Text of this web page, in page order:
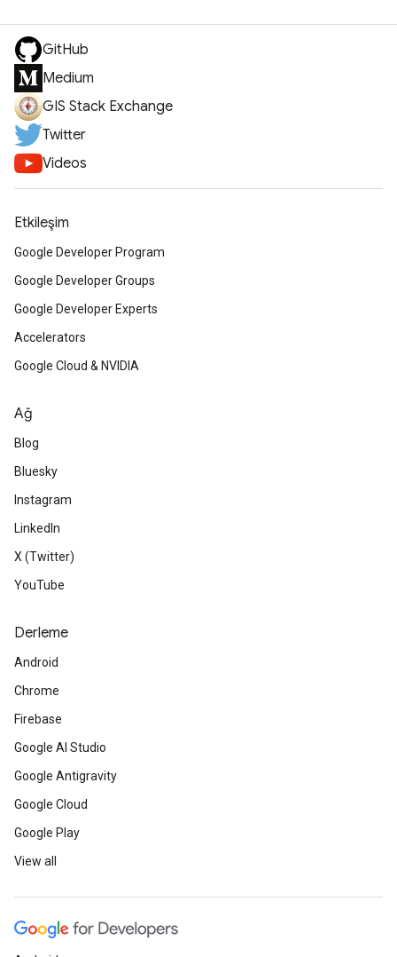
GitHub
Medium
GIS Stack Exchange
Twitter
Videos
Etkileşim
Google Developer Program
Google Developer Groups
Google Developer Experts
Accelerators
Google Cloud & NVIDIA
Ağ
Blog
Bluesky
Instagram
LinkedIn
X (Twitter)
YouTube
Derleme
Android
Chrome
Firebase
Google AI Studio
Google Antigravity
Google Cloud
Google Play
View all